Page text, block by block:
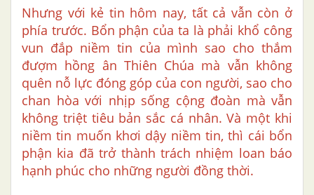
Nhưng với kẻ tin hôm nay, tất cả vẫn còn ở
phía trước. Bổn phận của ta là phải khổ công
vun đắp niềm tin của mình sao cho thắm
đượm hồng ân Thiên Chúa mà vẫn không
quên nỗ lực đóng góp của con người, sao cho
chan hòa với nhịp sống cộng đoàn mà vẫn
không triệt tiêu bản sắc cá nhân. Và một khi
niềm tin muốn khơi dậy niềm tin, thì cái bổn
phận kia đã trở thành trách nhiệm loan báo
hạnh phúc cho những người đồng thời.